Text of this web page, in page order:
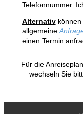
Telefonnummer.
Alternativkönnen
allgemeine
einen Termin
Für die
wechseln Sie